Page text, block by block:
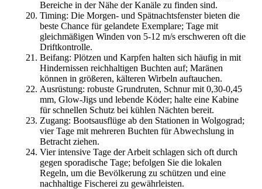
Bereiche in der Nähe der Kanäle zu finden sind.
Timing: Die Morgen- und Spätnachtsfenster bieten die
beste Chance für gelandete Exemplare; Tage mit
gleichmäßigen Winden von 5-12 m/s erschweren oft die
Driftkontrolle.
Beifang: Plötzen und Karpfen halten sich häufig in mit
Hindernissen reichhaltigen Buchten auf; Maränen
können in größeren, kälteren Wirbeln auftauchen.
Ausrüstung: robuste Grundruten, Schnur mit 0,30-0,45
mm, Glow-Jigs und lebende Köder; halte eine Kabine
für schnellen Schutz bei kühlen Nächten bereit.
Zugang: Bootsausflüge ab den Stationen in Wolgograd;
vier Tage mit mehreren Buchten für Abwechslung in
Betracht ziehen.
Vier intensive Tage der Arbeit schlagen sich oft durch
gegen sporadische Tage; befolgen Sie die lokalen
Regeln, um die Bevölkerung zu schützen und eine
nachhaltige Fischerei zu gewährleisten.